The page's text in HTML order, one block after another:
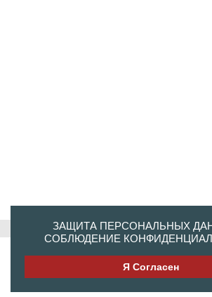
ЗАЩИТА ПЕРСОНАЛЬНЫХ
СОБЛЮДЕНИЕ
Я Согласен